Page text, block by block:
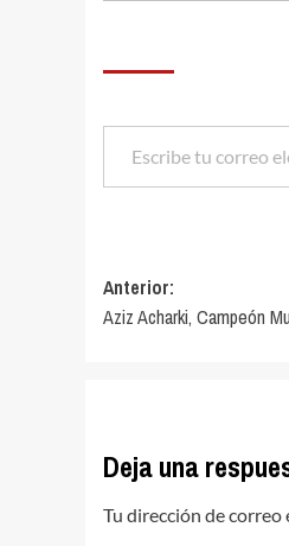
Escribe tu correo electrónico…
Navegación
de
Anterior:
Aziz Acharki, Campeón
Deja una
Tu dirección de correo